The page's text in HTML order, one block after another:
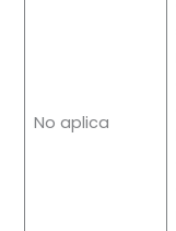
No aplica